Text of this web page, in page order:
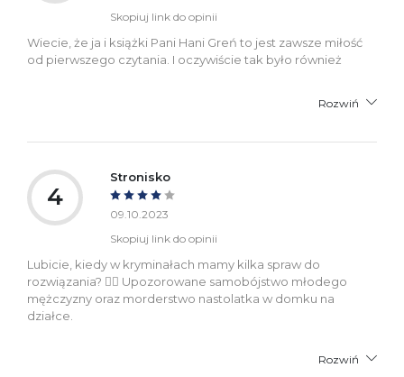
Skopiuj link do opinii
Wiecie, że ja i książki Pani Hani Greń to jest zawsze miłość
od pierwszego czytania. I oczywiście tak było również
Rozwiń
4
Stronisko
09.10.2023
Skopiuj link do opinii
Lubicie, kiedy w kryminałach mamy kilka spraw do
rozwiązania? 🕵‍♂️ Upozorowane samobójstwo młodego
mężczyzny oraz morderstwo nastolatka w domku na
działce.
Rozwiń